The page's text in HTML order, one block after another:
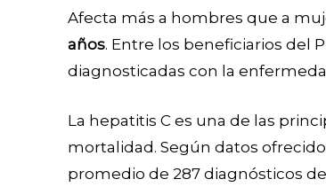
Afecta más a hombres que a
años. Entre los beneficiarios del
diagnosticadas con la
La hepatitis C es una de las
mortalidad. Según datos
promedio de 287 diagnósticos